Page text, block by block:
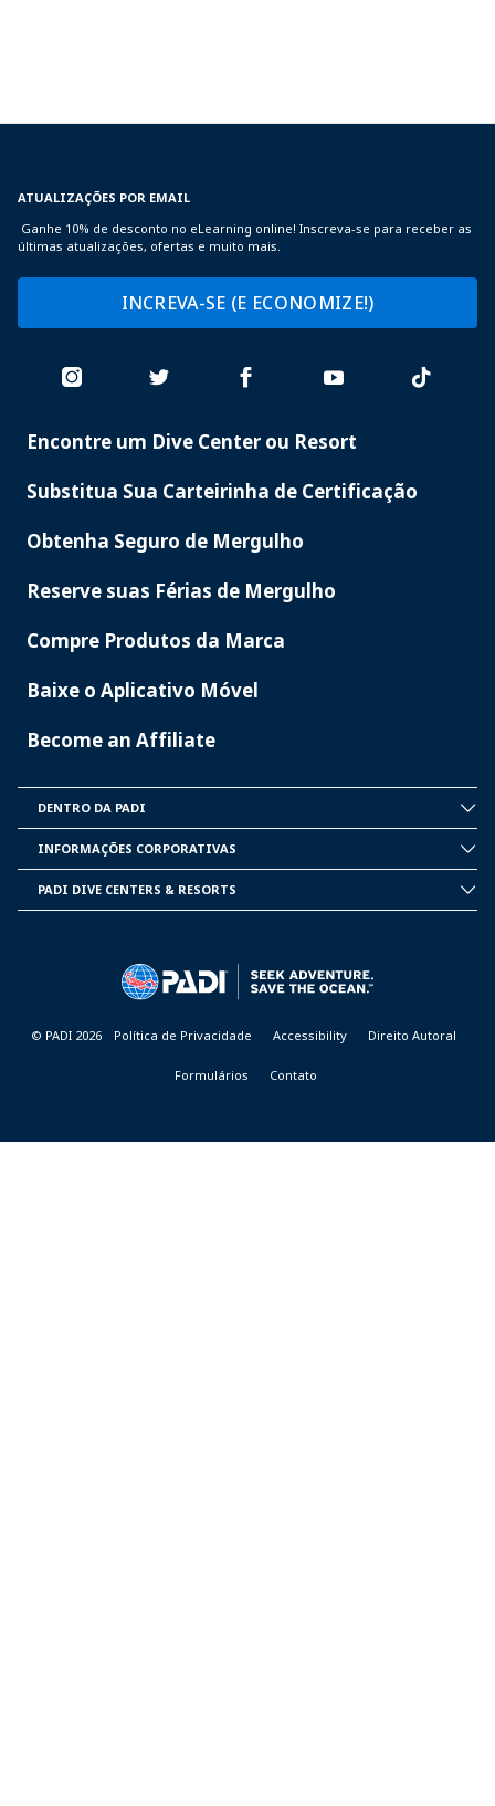
ATUALIZAÇÕES POR EMAIL
Ganhe 10% de desconto no eLearning online! Inscreva-se para receber as
últimas atualizações, ofertas e muito mais.
INCREVA-SE (E ECONOMIZE!)
PADI
Encontre um Dive Center ou Resort
Substitua Sua Carteirinha de Certificação
Obtenha Seguro de Mergulho
Reserve suas Férias de Mergulho
Compre Produtos da Marca
Baixe o Aplicativo Móvel
Become an Affiliate
PADI
DENTRO DA PADI
INFORMATION
INFORMAÇÕES CORPORATIVAS
PADI DIVE CENTERS & RESORTS
© PADI 2026 Política de Privacidade Accessibility Direito Autoral
Formulários Contato